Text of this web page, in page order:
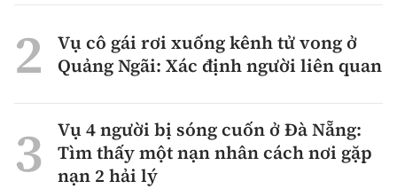
Vụ cô gái rơi xuống kênh tử vong ở
Quảng Ngãi: Xác định người liên quan
Vụ 4 người bị sóng cuốn ở Đà Nẵng:
Tìm thấy một nạn nhân cách nơi gặp
nạn 2 hải lý